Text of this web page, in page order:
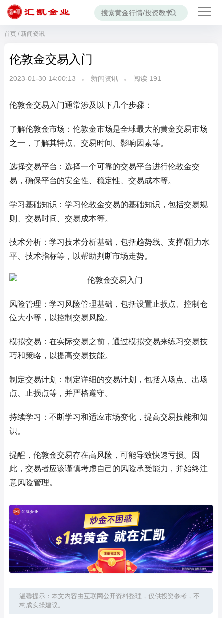
首页/ 新闻资讯
伦敦金交易入门
2023-01-30 14:00:13 新闻资讯 阅读 191
伦敦金交易入门通常涉及以下几个步骤：
了解伦敦金市场：伦敦金市场是全球最大的黄金交易市场
之一，了解其特点、交易时间、影响因素等。
选择交易平台：选择一个可靠的交易平台进行伦敦金交
易，确保平台的安全性、稳定性、交易成本等。
学习基础知识：学习伦敦金交易的基础知识，包括交易规
则、交易时间、交易成本等。
技术分析：学习技术分析基础，包括趋势线、支撑/阻力水
平、技术指标等，以帮助判断市场走势。
风险管理：学习风险管理基础，包括设置止损点、控制仓
位大小等，以控制交易风险。
模拟交易：在实际交易之前，通过模拟交易来练习交易技
巧和策略，以提高交易技能。
制定交易计划：制定详细的交易计划，包括入场点、出场
点、止损点等，并严格遵守。
持续学习：不断学习和适应市场变化，提高交易技能和知
识。
提醒，伦敦金交易存在高风险，可能导致快速亏损。因
此，交易者应该谨慎考虑自己的风险承受能力，并始终注
意风险管理。
温馨提示：本文内容由互联网公开资料整理，仅供投资参考，不
构成实操建议。